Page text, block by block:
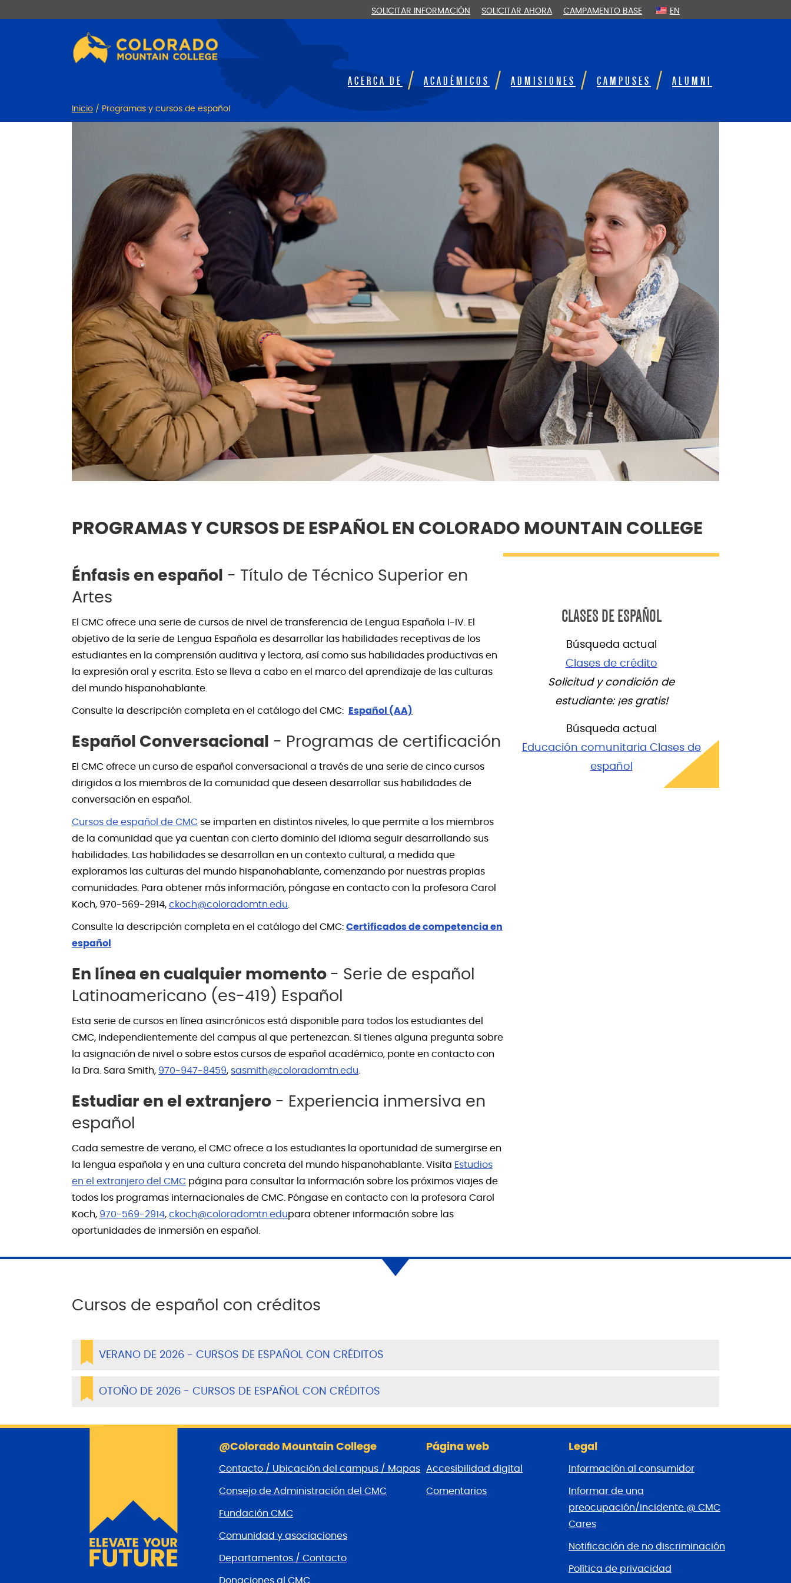
SOLICITAR INFORMACIÓN SOLICITAR AHORA CAMPAMENTO BASE EN
ACERCA DE ACADÉMICOS ADMISIONES CAMPUSES ALUMNI
Inicio / Programas y cursos de español
PROGRAMAS Y CURSOS DE ESPAÑOL EN COLORADO MOUNTAIN COLLEGE
Énfasis en español - Título de Técnico Superior en
Artes
El CMC ofrece una serie de cursos de nivel de transferencia de Lengua Española I-IV. El
objetivo de la serie de Lengua Española es desarrollar las habilidades receptivas de los
estudiantes en la comprensión auditiva y lectora, así como sus habilidades productivas en
la expresión oral y escrita. Esto se lleva a cabo en el marco del aprendizaje de las culturas
del mundo hispanohablante.
Consulte la descripción completa en el catálogo del CMC: Español (AA)
Español Conversacional - Programas de certificación
El CMC ofrece un curso de español conversacional a través de una serie de cinco cursos
dirigidos a los miembros de la comunidad que deseen desarrollar sus habilidades de
conversación en español.
Cursos de español de CMC se imparten en distintos niveles, lo que permite a los miembros
de la comunidad que ya cuentan con cierto dominio del idioma seguir desarrollando sus
habilidades. Las habilidades se desarrollan en un contexto cultural, a medida que
exploramos las culturas del mundo hispanohablante, comenzando por nuestras propias
comunidades. Para obtener más información, póngase en contacto con la profesora Carol
Koch, 970-569-2914, ckoch@coloradomtn.edu
Consulte la descripción completa en el catálogo del CMC: Certificados de competencia en
español
En línea en cualquier momento - Serie de español
Latinoamericano (es-419) Español
Esta serie de cursos en línea asincrónicos está disponible para todos los estudiantes del
CMC, independientemente del campus al que pertenezcan. Si tienes alguna pregunta sobre
la asignación de nivel o sobre estos cursos de español académico, ponte en contacto con
la Dra. Sara Smith, 970-947-8459, sasmith@coloradomtn.edu
Estudiar en el extranjero - Experiencia inmersiva en
español
Cada semestre de verano, el CMC ofrece a los estudiantes la oportunidad de sumergirse en
la lengua española y en una cultura concreta del mundo hispanohablante. Visita Estudios
en el extranjero del CMC página para consultar la información sobre los próximos viajes de
todos los programas internacionales de CMC. Póngase en contacto con la profesora Carol
Koch, 970-569-2914, ckoch@coloradomtn.edupara obtener información sobre las
oportunidades de inmersión en español.
CLASES DE ESPAÑOL
Búsqueda actual
Clases de crédito
Solicitud y condición de
estudiante: ¡es gratis!
Búsqueda actual
Educación comunitaria Clases de
español
Cursos de español con créditos
VERANO DE 2026 - CURSOS DE ESPAÑOL CON CRÉDITOS
OTOÑO DE 2026 - CURSOS DE ESPAÑOL CON CRÉDITOS
@Colorado Mountain College
Contacto / Ubicación del campus / Mapas
Consejo de Administración del CMC
Fundación CMC
Comunidad y asociaciones
Departamentos / Contacto
Donaciones al CMC
Página web
Accesibilidad digital
Comentarios
Legal
Información al consumidor
Informar de una
preocupación/incidente @ CMC
Cares
Notificación de no discriminación
Política de privacidad